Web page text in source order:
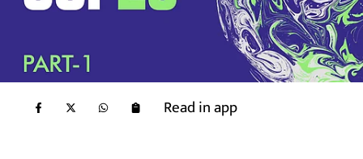
Read in app